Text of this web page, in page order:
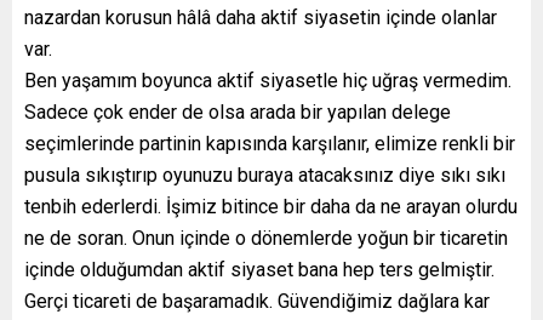
nazardan korusun hâlâ daha aktif siyasetin içinde olanlar
var.
Ben yaşamım boyunca aktif siyasetle hiç uğraş vermedim.
Sadece çok ender de olsa arada bir yapılan delege
seçimlerinde partinin kapısında karşılanır, elimize renkli bir
pusula sıkıştırıp oyunuzu buraya atacaksınız diye sıkı sıkı
tenbih ederlerdi. İşimiz bitince bir daha da ne arayan olurdu
ne de soran. Onun içinde o dönemlerde yoğun bir ticaretin
içinde olduğumdan aktif siyaset bana hep ters gelmiştir.
Gerçi ticareti de başaramadık. Güvendiğimiz dağlara kar